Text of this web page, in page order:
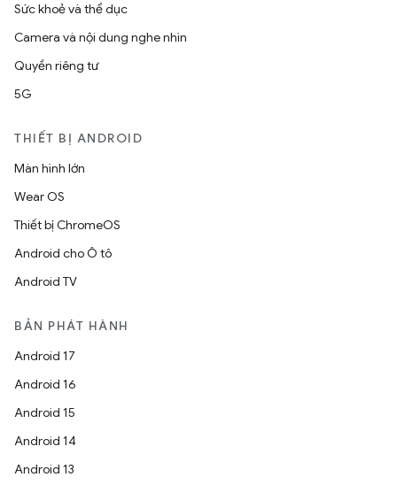
Sức khoẻ và thể dục
Camera và nội dung nghe nhìn
Quyền riêng tư
5G
THIẾT BỊ ANDROID
Màn hình lớn
Wear OS
Thiết bị ChromeOS
Android cho Ô tô
Android TV
BẢN PHÁT HÀNH
Android 17
Android 16
Android 15
Android 14
Android 13